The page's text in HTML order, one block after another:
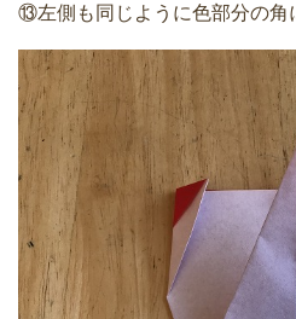
⑬左側も同じように色部分の角